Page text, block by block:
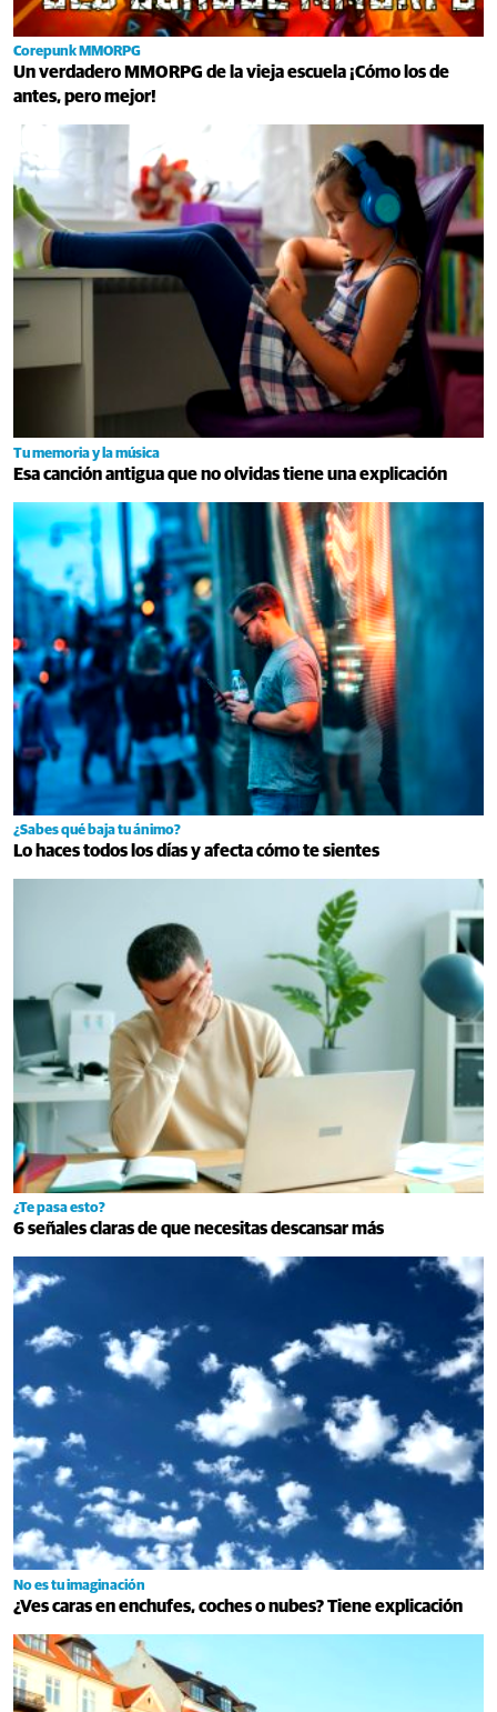
Corepunk MMORPG
Un verdadero MMORPG de la vieja escuela ¡Cómo los de
antes, pero mejor!
Tu memoria y la música
Esa canción antigua que no olvidas tiene una explicación
¿Sabes qué baja tu ánimo?
Lo haces todos los días y afecta cómo te sientes
¿Te pasa esto?
6 señales claras de que necesitas descansar más
No es tu imaginación
¿Ves caras en enchufes, coches o nubes? Tiene explicación